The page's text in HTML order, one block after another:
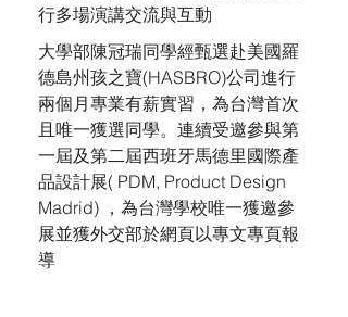
行多場演講交流與互動
大學部陳冠瑞同學經甄選赴美國羅
德島州孩之寶(HASBRO)公司進行
兩個月專業有薪實習，為台灣首次
且唯一獲選同學。連續受邀參與第
一屆及第二屆西班牙馬德里國際產
品設計展( PDM, Product Design
Madrid) ，為台灣學校唯一獲邀參
展並獲外交部於網頁以專文專頁報
導